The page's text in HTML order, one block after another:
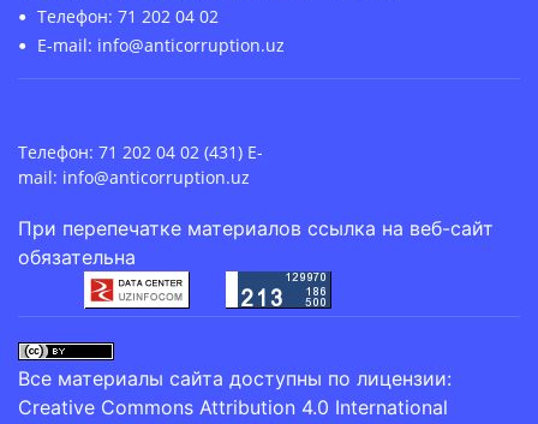
Телефон: 71 202 04 02
E-mail: info@anticorruption.uz
Телефон: 71 202 04 02 (431) E-
mail: info@anticorruption.uz
При перепечатке материалов ссылка на веб-сайт
обязательна
Все материалы сайта доступны по лицензии:
Creative Commons Attribution 4.0 International